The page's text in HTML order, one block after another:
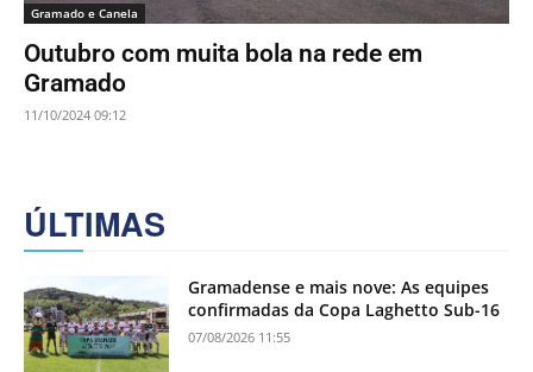
Gramado e Canela
Outubro com muita bola na rede em
Gramado
11/10/2024 09:12
ÚLTIMAS
Gramadense e mais nove: As equipes
confirmadas da Copa Laghetto Sub-16
07/08/2026 11:55